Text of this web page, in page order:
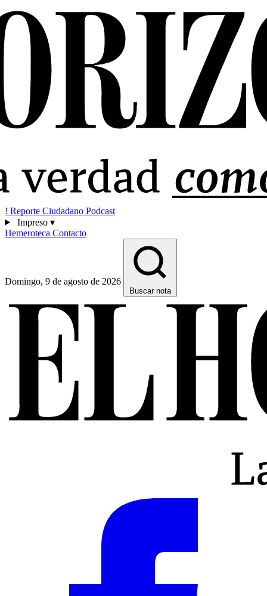
! Reporte Ciudadano Podcast
Impreso ▾
Hemeroteca Contacto
Domingo, 9 de agosto de 2026
Buscar nota